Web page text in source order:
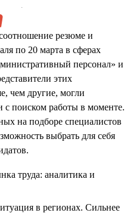
.
резюме и
по 20 марта в сферах
персонал» и
этих
чем другие, могли
с поиском работы в моменте.
на подборе специалистов
выбрать для себя
в регионах. Сильнее